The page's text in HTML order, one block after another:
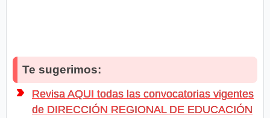
Te sugerimos:
Revisa AQUI todas las convocatorias vigentes
de DIRECCIÓN REGIONAL DE EDUCACIÓN